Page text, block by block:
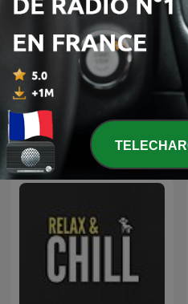
Oigamos la Respuesta-
Podcasts